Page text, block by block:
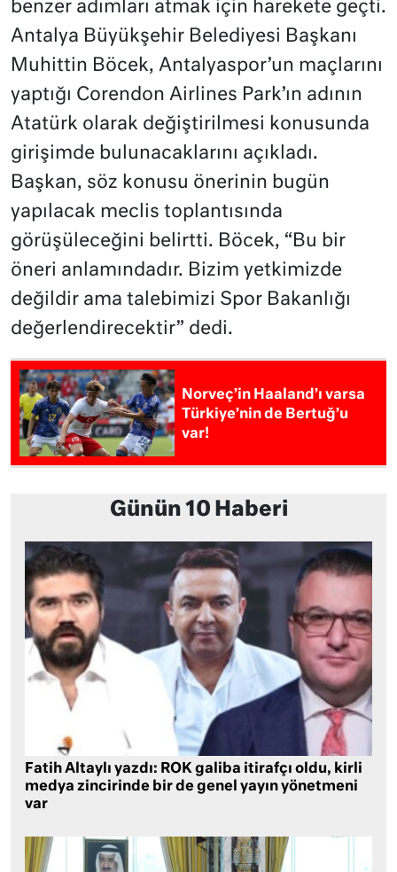
benzer adımları atmak için harekete geçti.
Antalya Büyükşehir Belediyesi Başkanı
Muhittin Böcek, Antalyaspor’un maçlarını
yaptığı Corendon Airlines Park’ın adının
Atatürk olarak değiştirilmesi konusunda
girişimde bulunacaklarını açıkladı.
Başkan, söz konusu önerinin bugün
yapılacak meclis toplantısında
görüşüleceğini belirtti. Böcek, “Bu bir
öneri anlamındadır. Bizim yetkimizde
değildir ama talebimizi Spor Bakanlığı
değerlendirecektir” dedi.
Norveç’in Haaland’ı varsa
Türkiye’nin de Bertuğ’u
var!
Günün 10 Haberi
Fatih Altaylı yazdı: ROK galiba itirafçı oldu, kirli
medya zincirinde bir de genel yayın yönetmeni
var